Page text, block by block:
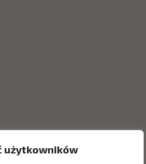
użytkowników